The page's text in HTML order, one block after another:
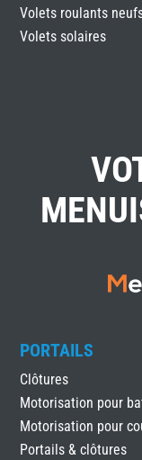
Volets roulants
Volets solaires
PORTAILS
Clôtures
Motorisation pour
Motorisation pour
Portails & clôtures